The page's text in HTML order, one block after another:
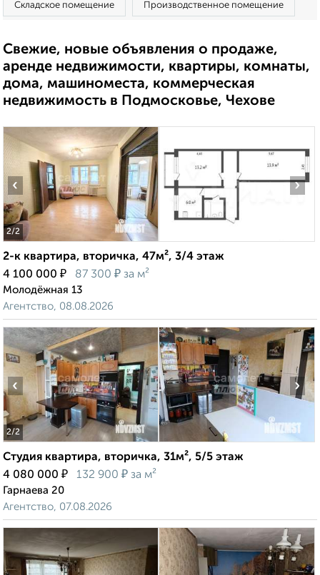
Складское помещение Производственное помещение
Свежие, новые объявления о продаже,
аренде недвижимости, квартиры, комнаты,
дома, машиноместа, коммерческая
недвижимость в Подмосковье, Чехове
2/2
‹ ›
2-к квартира, вторичка, 47м², 3/4 этаж
4 100 000 ₽ 87 300 ₽ за м²
Молодёжная 13
Агентство, 08.08.2026
2/2
‹ ›
Студия квартира, вторичка, 31м², 5/5 этаж
4 080 000 ₽ 132 900 ₽ за м²
Гарнаева 20
Агентство, 07.08.2026